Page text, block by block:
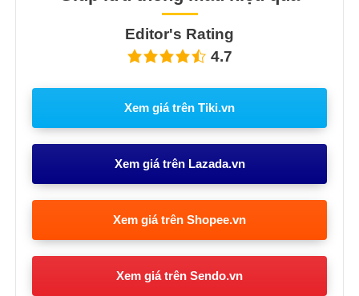
Editor's Rating
4.7
Xem giá trên Tiki.vn
Xem giá trên Lazada.vn
Xem giá trên Shopee.vn
Xem giá trên Sendo.vn